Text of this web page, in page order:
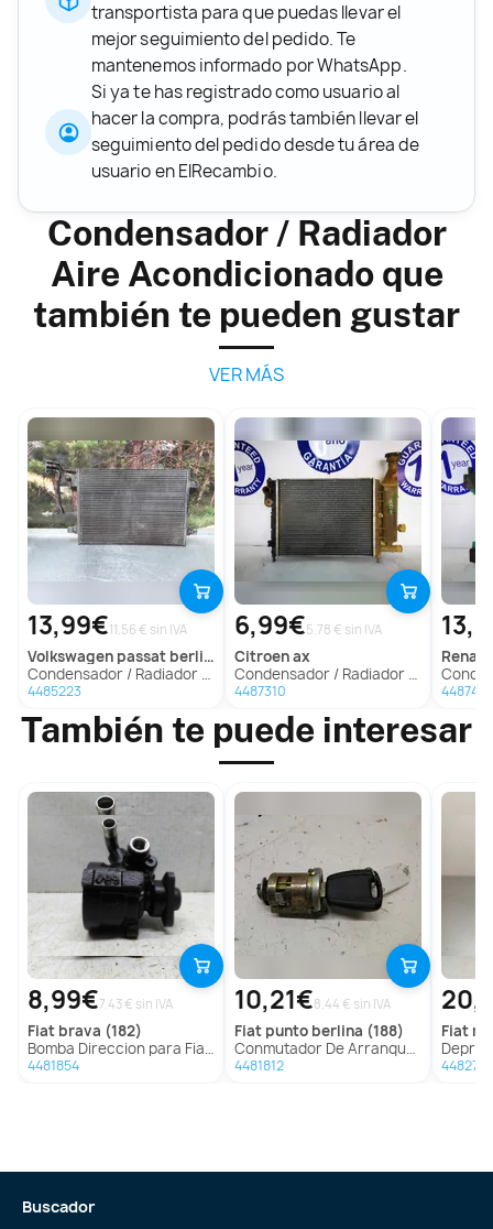
transportista para que puedas llevar el
mejor seguimiento del pedido. Te
mantenemos informado por WhatsApp.
Si ya te has registrado como usuario al
hacer la compra, podrás también llevar el
seguimiento del pedido desde tu área de
usuario en ElRecambio.
Condensador / Radiador
Aire Acondicionado que
también te pueden gustar
VER MÁS
13,99€11.56 € sin IVA
volkswagen passat berlina (3b2)
Condensador / Radiador Aire Acondicionado Para Volkswagen Passat Berlina
4485223
6,99€5.78 € sin IVA
citroenax
Condensador / Radiador Aire Acondicionado Para Citroen Ax
4487310
Condensador /
4487434
También te puede interesar
8,99€7.43 € sin IVA
fiat brava (182)
Bomba Direccion para Fiat Brava (182)
4481854
10,21€8.44 € sin IVA
fiat punto berlina (188)
Conmutador De Arranque Para Fiat Punto Berlina
4481812
fiat
Depresor
4482776
Buscador